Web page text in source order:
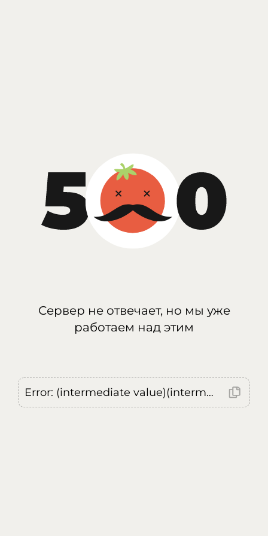
Сервер не отвечает, но мы уже
работаем над этим
Error: (intermediate value)(intermediate value)(intermediate value).replaceAll is not a function